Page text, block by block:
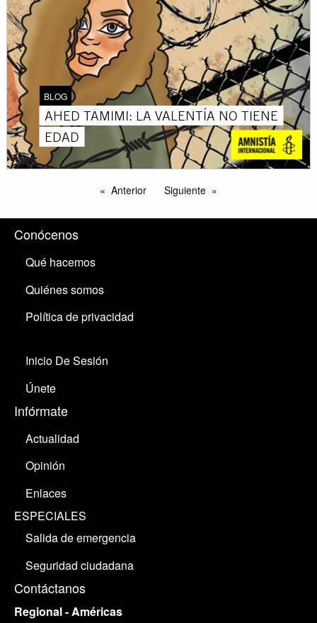
BLOG
AHED TAMIMI: LA VALENTÍA NO TIENE
EDAD
Anterior Siguiente
Conócenos
Qué hacemos
Quiénes somos
Política de privacidad
Inicio De Sesión
Únete
Infórmate
Actualidad
Opinión
Enlaces
ESPECIALES
Salida de emergencia
Seguridad ciudadana
Contáctanos
Regional - Américas